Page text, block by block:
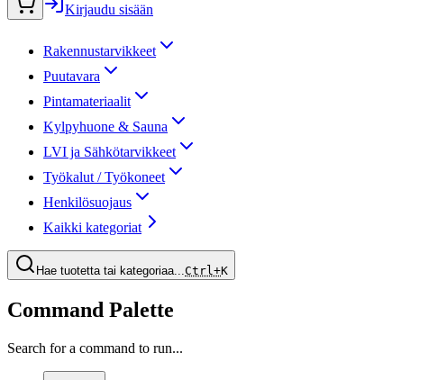
Kirjaudu sisään
Rakennustarvikkeet
Puutavara
Pintamateriaalit
Kylpyhuone & Sauna
LVI ja Sähkötarvikkeet
Työkalut / Työkoneet
Henkilösuojaus
Kaikki kategoriat
Hae tuotetta tai kategoriaa... Ctrl+K
Command Palette
Search for a command to run...